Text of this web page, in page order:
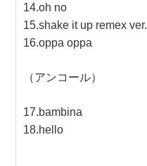
14.oh no
15.shake it up remex ver.
16.oppa oppa
（アンコール）
17.bambina
18.hello